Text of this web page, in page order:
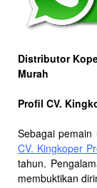
Distributor
Murah
Profil CV.
Sebagai
CV. Kingkoper
tahun.
membuktikan